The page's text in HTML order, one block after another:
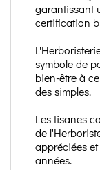
garantissant
certification
symbole de
bien-être à
des simples.
Les tisanes
de
appréciées
années.